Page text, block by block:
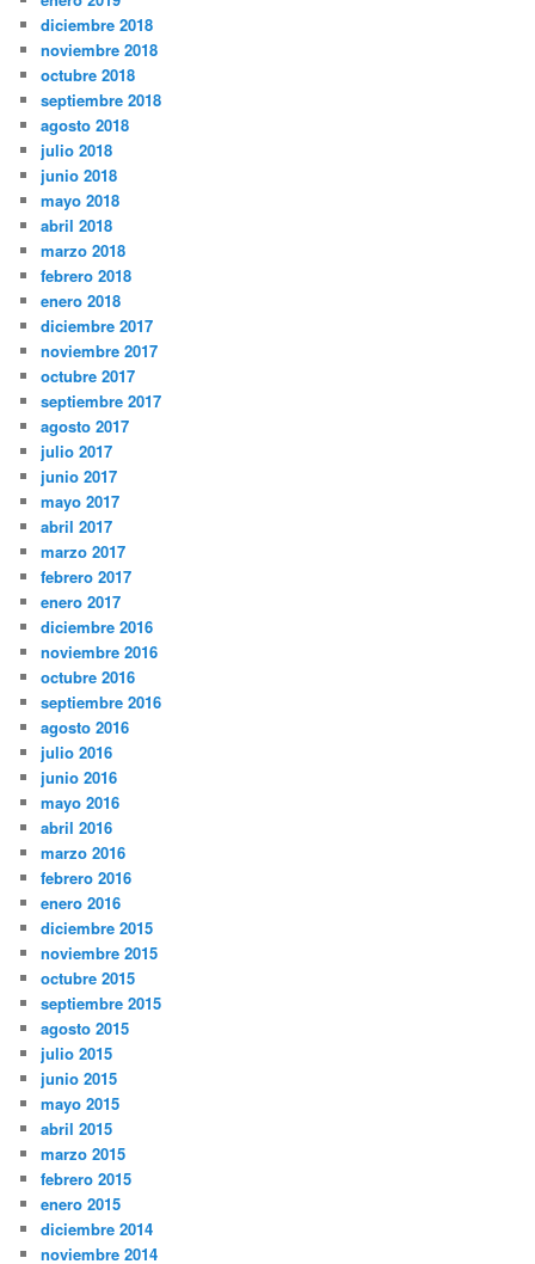
diciembre 2018
noviembre 2018
octubre 2018
septiembre 2018
agosto 2018
julio 2018
junio 2018
mayo 2018
abril 2018
marzo 2018
febrero 2018
enero 2018
diciembre 2017
noviembre 2017
octubre 2017
septiembre 2017
agosto 2017
julio 2017
junio 2017
mayo 2017
abril 2017
marzo 2017
febrero 2017
enero 2017
diciembre 2016
noviembre 2016
octubre 2016
septiembre 2016
agosto 2016
julio 2016
junio 2016
mayo 2016
abril 2016
marzo 2016
febrero 2016
enero 2016
diciembre 2015
noviembre 2015
octubre 2015
septiembre 2015
agosto 2015
julio 2015
junio 2015
mayo 2015
abril 2015
marzo 2015
febrero 2015
enero 2015
diciembre 2014
noviembre 2014